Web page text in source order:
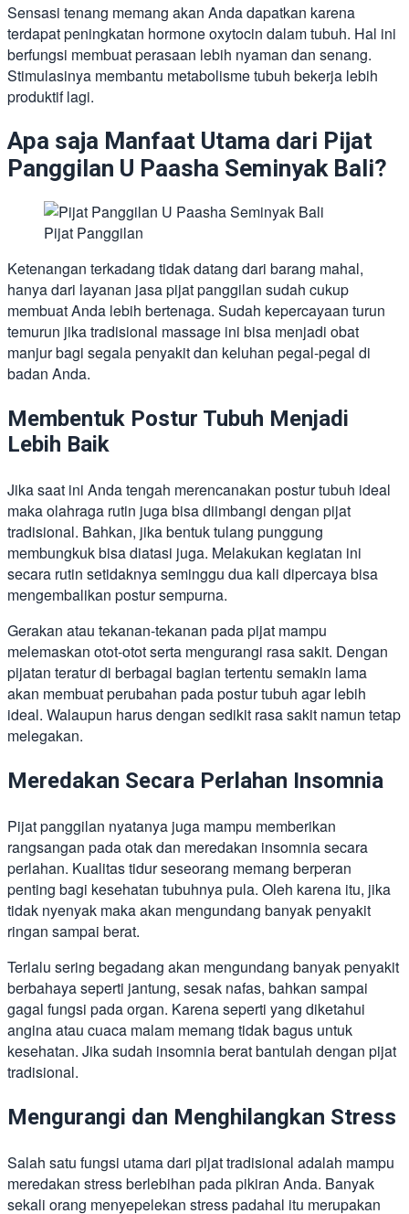
Sensasi tenang memang akan Anda dapatkan karena
terdapat peningkatan hormone oxytocin dalam tubuh. Hal ini
berfungsi membuat perasaan lebih nyaman dan senang.
Stimulasinya membantu metabolisme tubuh bekerja lebih
produktif lagi.
Apa saja Manfaat Utama dari Pijat
Panggilan U Paasha Seminyak Bali?
Pijat Panggilan
Ketenangan terkadang tidak datang dari barang mahal,
hanya dari layanan jasa pijat panggilan sudah cukup
membuat Anda lebih bertenaga. Sudah kepercayaan turun
temurun jika tradisional massage ini bisa menjadi obat
manjur bagi segala penyakit dan keluhan pegal-pegal di
badan Anda.
Membentuk Postur Tubuh Menjadi
Lebih Baik
Jika saat ini Anda tengah merencanakan postur tubuh ideal
maka olahraga rutin juga bisa diimbangi dengan pijat
tradisional. Bahkan, jika bentuk tulang punggung
membungkuk bisa diatasi juga. Melakukan kegiatan ini
secara rutin setidaknya seminggu dua kali dipercaya bisa
mengembalikan postur sempurna.
Gerakan atau tekanan-tekanan pada pijat mampu
melemaskan otot-otot serta mengurangi rasa sakit. Dengan
pijatan teratur di berbagai bagian tertentu semakin lama
akan membuat perubahan pada postur tubuh agar lebih
ideal. Walaupun harus dengan sedikit rasa sakit namun tetap
melegakan.
Meredakan Secara Perlahan Insomnia
Pijat panggilan nyatanya juga mampu memberikan
rangsangan pada otak dan meredakan insomnia secara
perlahan. Kualitas tidur seseorang memang berperan
penting bagi kesehatan tubuhnya pula. Oleh karena itu, jika
tidak nyenyak maka akan mengundang banyak penyakit
ringan sampai berat.
Terlalu sering begadang akan mengundang banyak penyakit
berbahaya seperti jantung, sesak nafas, bahkan sampai
gagal fungsi pada organ. Karena seperti yang diketahui
angina atau cuaca malam memang tidak bagus untuk
kesehatan. Jika sudah insomnia berat bantulah dengan pijat
tradisional.
Mengurangi dan Menghilangkan Stress
Salah satu fungsi utama dari pijat tradisional adalah mampu
meredakan stress berlebihan pada pikiran Anda. Banyak
sekali orang menyepelekan stress padahal itu merupakan